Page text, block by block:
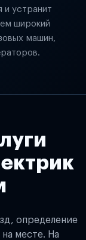
и устранит
широкий
машин,
определение
месте. На